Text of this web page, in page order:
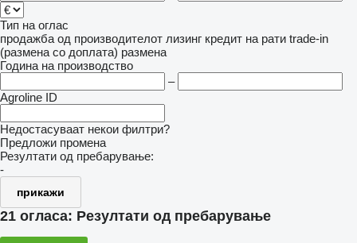
Тип на оглас
продажба од производителот лизинг кредит на рати trade-in
(размена со доплата) размена
Година на производство
–
Agroline ID
Недостасуваат некои филтри?
Предложи промена
Резултати од пребарување:
-
прикажи
21 огласа: Резултати од пребарување